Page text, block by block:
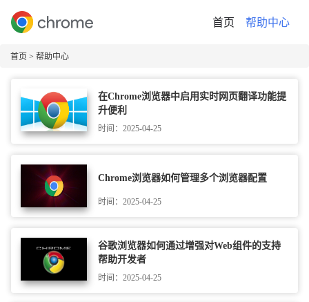
首页 帮助中心
首页 > 帮助中心
在Chrome浏览器中启用实时网页翻译功能提
升便利
时间：2025-04-25
Chrome浏览器如何管理多个浏览器配置
时间：2025-04-25
谷歌浏览器如何通过增强对Web组件的支持
帮助开发者
时间：2025-04-25